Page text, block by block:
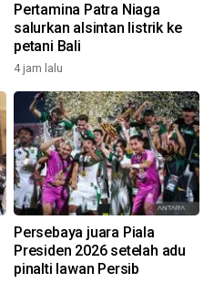
Pertamina Patra Niaga
salurkan alsintan listrik ke
petani Bali
4 jam lalu
Persebaya juara Piala
Presiden 2026 setelah adu
pinalti lawan Persib